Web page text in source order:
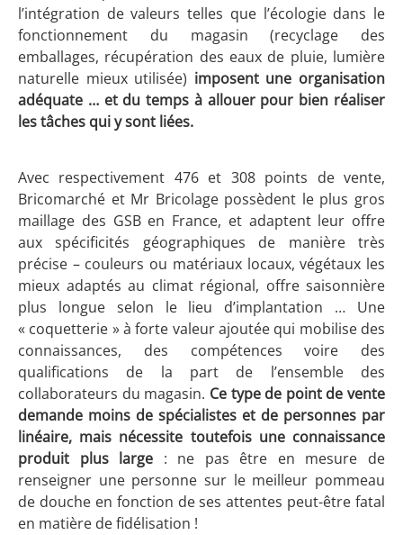
l’intégration de valeurs telles que l’écologie dans le
fonctionnement du magasin (recyclage des
emballages, récupération des eaux de pluie, lumière
naturelle mieux utilisée) imposent une organisation
adéquate … et du temps à allouer pour bien réaliser
les tâches qui y sont liées.
Avec respectivement 476 et 308 points de vente,
Bricomarché et Mr Bricolage possèdent le plus gros
maillage des GSB en France, et adaptent leur offre
aux spécificités géographiques de manière très
précise – couleurs ou matériaux locaux, végétaux les
mieux adaptés au climat régional, offre saisonnière
plus longue selon le lieu d’implantation … Une
« coquetterie » à forte valeur ajoutée qui mobilise des
connaissances, des compétences voire des
qualifications de la part de l’ensemble des
collaborateurs du magasin. Ce type de point de vente
demande moins de spécialistes et de personnes par
linéaire, mais nécessite toutefois une connaissance
produit plus large : ne pas être en mesure de
renseigner une personne sur le meilleur pommeau
de douche en fonction de ses attentes peut-être fatal
en matière de fidélisation !